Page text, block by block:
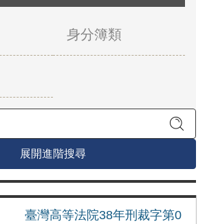
身分簿類
展開進階搜尋
臺灣高等法院38年刑裁字第0